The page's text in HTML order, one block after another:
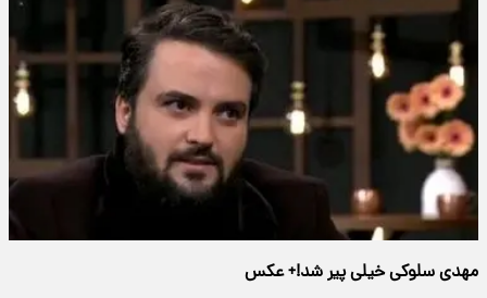
مهدی سلوکی خیلی پیر شد!+ عکس